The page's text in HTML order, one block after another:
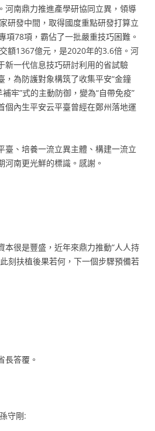
河南鼎力推進產學研協同立異，領導
研發中間，取得國度重點研發打算立
項78項，霸佔了一批嚴重技巧困難。
額1367億元，是2020年的3.6倍。河
新一代信息技巧研討利用的省試驗
，為防護對象構筑了收集平安“金鐘
牢”式的主動防御，變為“自帶免疫”
個內生平安云平臺曾經在鄭州落地運
臺、培養一流立異主體、構建一流立
南更光鮮的標識。感謝。
本很是豐盛，近年來鼎力推動“人人持
刻扶植後果若何，下一個步驟預備若
長答覆。
守剛: